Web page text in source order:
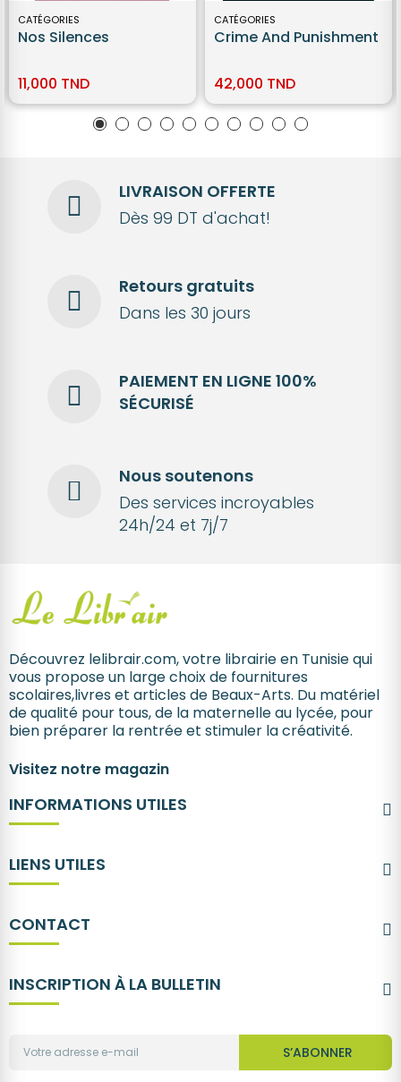
CATÉGORIES
Nos Silences
11,000 TND
CATÉGORIES
Crime And Punishment
42,000 TND
LIVRAISON OFFERTE
Dès 99 DT d'achat!
Retours gratuits
Dans les 30 jours
PAIEMENT EN LIGNE 100%
SÉCURISÉ
Nous soutenons
Des services incroyables
24h/24 et 7j/7
Découvrez lelibrair.com, votre librairie en Tunisie qui
vous propose un large choix de fournitures
scolaires,livres et articles de Beaux-Arts. Du matériel
de qualité pour tous, de la maternelle au lycée, pour
bien préparer la rentrée et stimuler la créativité.
Visitez notre magazin
INFORMATIONS UTILES
LIENS UTILES
CONTACT
INSCRIPTION À LA BULLETIN
S’ABONNER